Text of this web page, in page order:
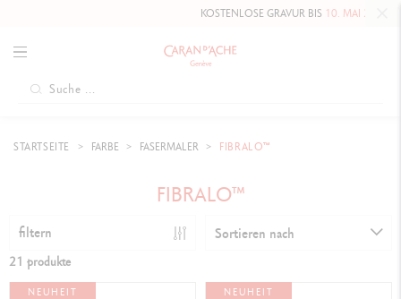
KOSTENLOSE GRAVUR BIS10. MAI 2026 AUF
STARTSEITE FARBE FASERMALER FIBRALO™
FIBRALO™
filtern Sortieren nach
21 produkte
NEUHEIT NEUHEIT